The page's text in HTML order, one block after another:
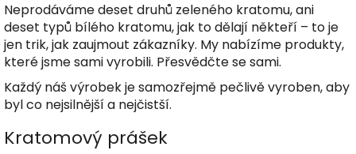
Neprodáváme deset druhů zeleného kratomu, ani
deset typů bílého kratomu, jak to dělají někteří – to je
jen trik, jak zaujmout zákazníky. My nabízíme produkty,
které jsme sami vyrobili. Přesvědčte se sami.
Každý náš výrobek je samozřejmě pečlivě vyroben, aby
byl co nejsilnější a nejčistší.
Kratomový prášek